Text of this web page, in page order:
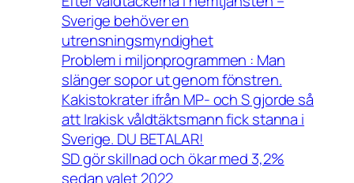
Sverige behöver en
utrensningsmyndighet
Problem i miljonprogrammen : Man
slänger sopor ut genom fönstren.
Kakistokrater ifrån MP- och S gjorde så
att Irakisk våldtäktsmann fick stanna i
Sverige. DU BETALAR!
SD gör skillnad och ökar med 3,2%
sedan valet 2022